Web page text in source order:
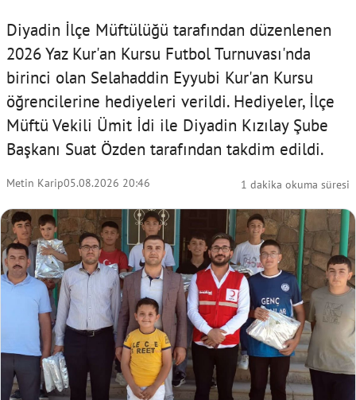
Diyadin İlçe Müftülüğü tarafından düzenlenen
2026 Yaz Kur'an Kursu Futbol Turnuvası'nda
birinci olan Selahaddin Eyyubi Kur'an Kursu
öğrencilerine hediyeleri verildi. Hediyeler, İlçe
Müftü Vekili Ümit İdi ile Diyadin Kızılay Şube
Başkanı Suat Özden tarafından takdim edildi.
Metin Karip05.08.2026 20:46 1 dakika okuma süresi